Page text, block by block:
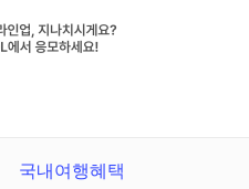
국내여행혜택